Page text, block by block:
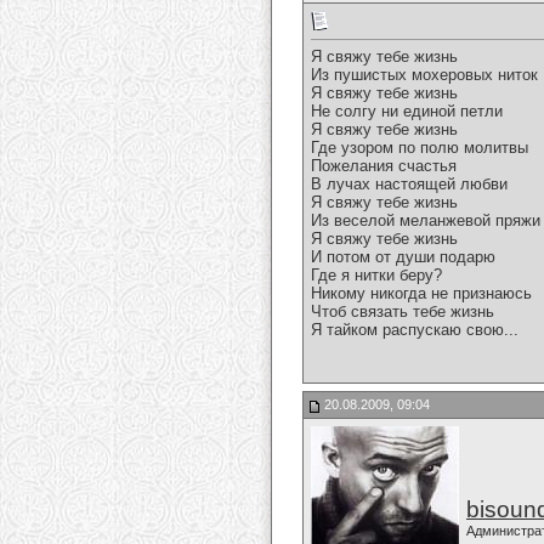
Я свяжу тебе жизнь
Из пушистых мохеровых ниток
Я свяжу тебе жизнь
Не солгу ни единой петли
Я свяжу тебе жизнь
Где узором по полю молитвы
Пожелания счастья
В лучах настоящей любви
Я свяжу тебе жизнь
Из веселой меланжевой пряжи
Я свяжу тебе жизнь
И потом от души подарю
Где я нитки беру?
Никому никогда не признаюсь
Чтоб связать тебе жизнь
Я тайком распускаю свою...
20.08.2009, 09:04